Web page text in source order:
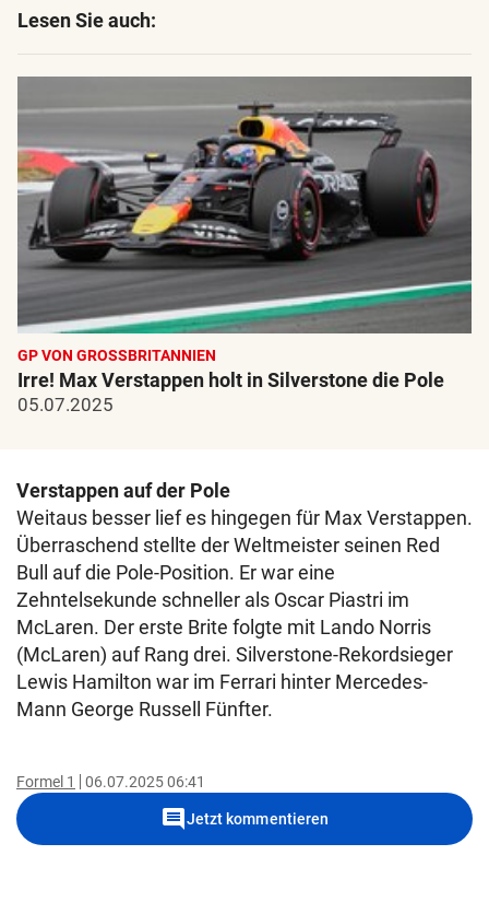
Lesen Sie auch:
GP VON GROSSBRITANNIEN
Irre! Max Verstappen holt in Silverstone die Pole
05.07.2025
Verstappen auf der Pole
Weitaus besser lief es hingegen für Max Verstappen.
Überraschend stellte der Weltmeister seinen Red
Bull auf die Pole-Position. Er war eine
Zehntelsekunde schneller als Oscar Piastri im
McLaren. Der erste Brite folgte mit Lando Norris
(McLaren) auf Rang drei. Silverstone-Rekordsieger
Lewis Hamilton war im Ferrari hinter Mercedes-
Mann George Russell Fünfter.
Formel 1 06.07.2025 06:41
commentJetzt kommentieren